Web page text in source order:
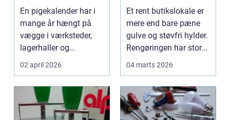
året rundt
En pigekalender har i
mange år hængt på
vægge i værksteder,
lagerhaller og
frokoststuer over hele
02 april 2026
butik, kunderne
har lyst til at
komme tilbage til
Et rent butikslokale er
mere end bare pæne
gulve og støvfri hylder.
Rengøringen har stor
betydning f...
04 marts 2026